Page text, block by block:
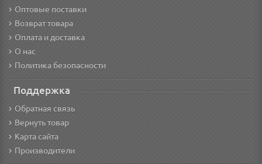
Оптовые поставки
Возврат товара
Оплата и доставка
О нас
Политика безопасности
Поддержка
Обратная связь
Вернуть товар
Карта сайта
Производители